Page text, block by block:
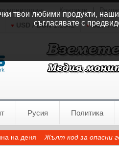
мониторинг
USD / BGN1.1542 GBP /
Русия Политика
на деня Жълт код за опасни
твои любими продукти,
съгласявате с